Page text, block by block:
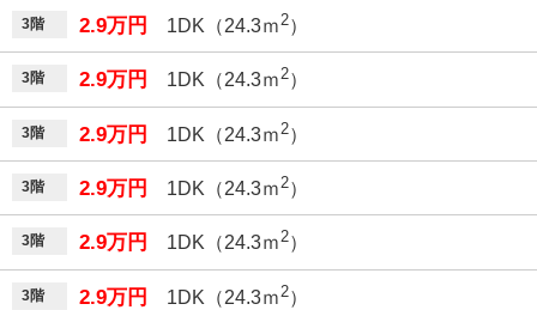
3階 2.9万円 1DK（24.3ｍ 2）
3階 2.9万円 1DK（24.3ｍ2）
3階 2.9万円 1DK（24.3ｍ 2）
3階 2.9万円 1DK（24.3ｍ 2）
3階 2.9万円 1DK（24.3ｍ2）
3階 2.9万円 1DK（24.3ｍ 2）